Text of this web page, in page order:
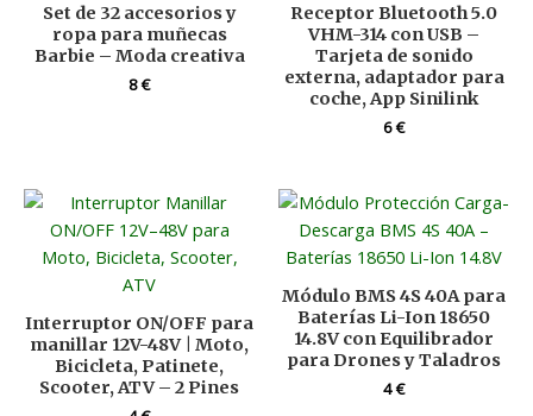
Set de 32 accesorios y
ropa para muñecas
Barbie – Moda creativa
8€
Receptor Bluetooth 5.0
VHM-314 con USB –
Tarjeta de sonido
externa, adaptador para
coche, App Sinilink
6€
Interruptor ON/OFF para
manillar 12V-48V | Moto,
Bicicleta, Patinete,
Scooter, ATV – 2 Pines
Módulo BMS 4S 40A para
Baterías Li-Ion 18650
14.8V con Equilibrador
para Drones y Taladros
4€